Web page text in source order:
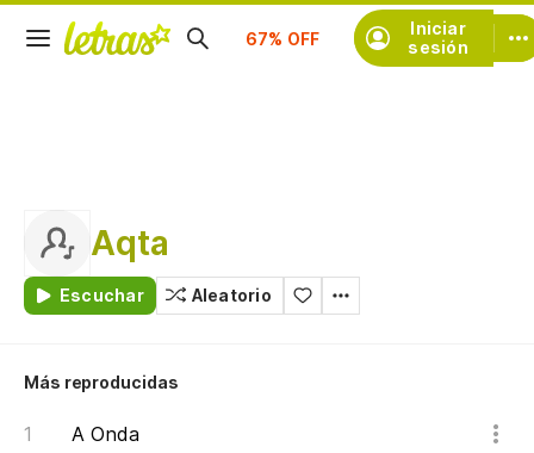
Iniciar
sesión
Suscríbete
Aqta
Escuchar Aleatorio
Más reproducidas
A Onda